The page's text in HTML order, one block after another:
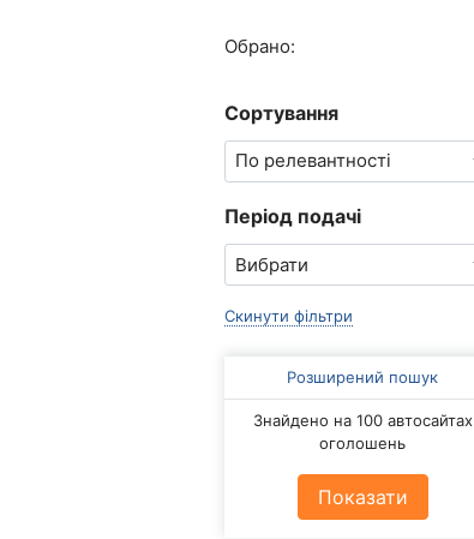
Обрано:
Сортування
Період подачі
Скинути фільтри
Розширений пошук
Знайдено на 100 автосайтах
оголошень
Показати